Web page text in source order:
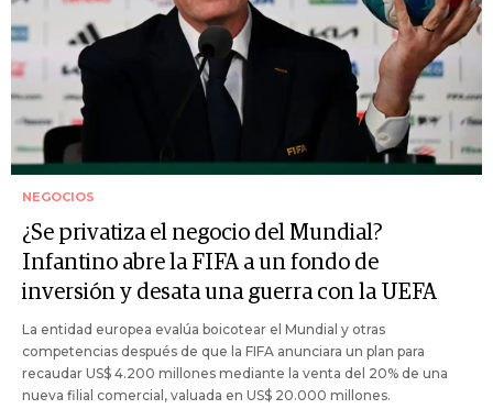
NEGOCIOS
¿Se privatiza el negocio del Mundial?
Infantino abre la FIFA a un fondo de
inversión y desata una guerra con la UEFA
La entidad europea evalúa boicotear el Mundial y otras
competencias después de que la FIFA anunciara un plan para
recaudar US$ 4.200 millones mediante la venta del 20% de una
nueva filial comercial, valuada en US$ 20.000 millones.